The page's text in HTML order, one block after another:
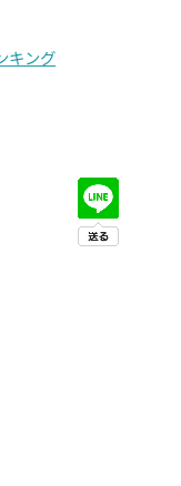
キング